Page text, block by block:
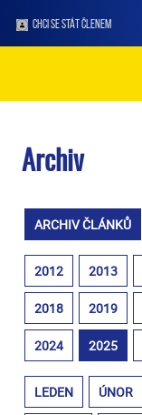
CHCI SE STÁT ČLENEM
Archiv
ARCHIV ČLÁNKŮ
2012 2013
2018 2019
2024 2025
LEDEN ÚNOR